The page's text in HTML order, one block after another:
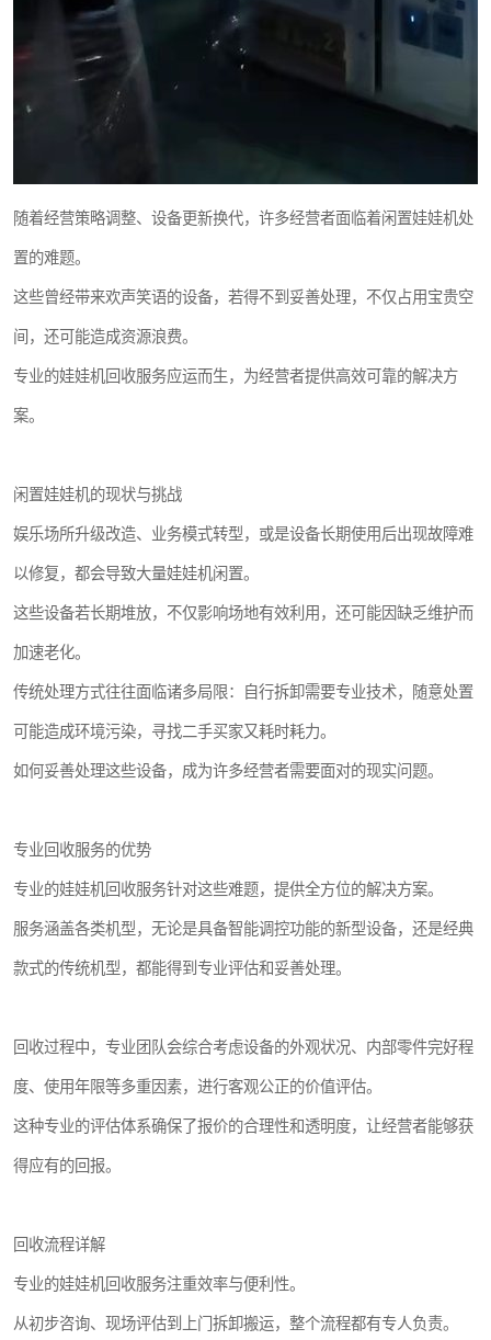
随着经营策略调整、设备更新换代，许多经营者面临着闲置娃娃机处
置的难题。
这些曾经带来欢声笑语的设备，若得不到妥善处理，不仅占用宝贵空
间，还可能造成资源浪费。
专业的娃娃机回收服务应运而生，为经营者提供高效可靠的解决方
案。
闲置娃娃机的现状与挑战
娱乐场所升级改造、业务模式转型，或是设备长期使用后出现故障难
以修复，都会导致大量娃娃机闲置。
这些设备若长期堆放，不仅影响场地有效利用，还可能因缺乏维护而
加速老化。
传统处理方式往往面临诸多局限：自行拆卸需要专业技术，随意处置
可能造成环境污染，寻找二手买家又耗时耗力。
如何妥善处理这些设备，成为许多经营者需要面对的现实问题。
专业回收服务的优势
专业的娃娃机回收服务针对这些难题，提供全方位的解决方案。
服务涵盖各类机型，无论是具备智能调控功能的新型设备，还是经典
款式的传统机型，都能得到专业评估和妥善处理。
回收过程中，专业团队会综合考虑设备的外观状况、内部零件完好程
度、使用年限等多重因素，进行客观公正的价值评估。
这种专业的评估体系确保了报价的合理性和透明度，让经营者能够获
得应有的回报。
回收流程详解
专业的娃娃机回收服务注重效率与便利性。
从初步咨询、现场评估到上门拆卸搬运，整个流程都有专人负责。